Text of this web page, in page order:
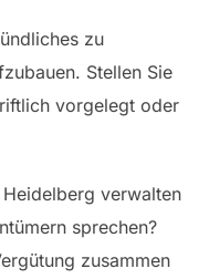
zu
Stellen Sie
vorgelegt oder
verwalten
sprechen?
zusammen